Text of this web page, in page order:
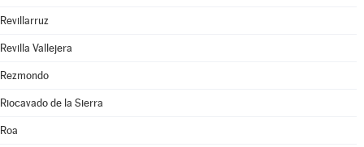
Revillarruz
Revilla Vallejera
Rezmondo
Riocavado de la Sierra
Roa